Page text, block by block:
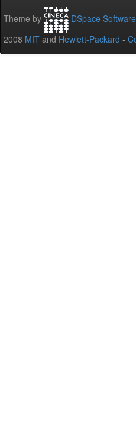
Theme by DSpace Software
2008 MIT and Hewlett-Packard -